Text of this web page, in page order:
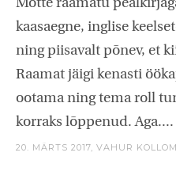
Motte raamatu
kaasaegne, inglise
ning piisavalt põnev, et
Raamat jäigi kenasti
ootama ning tema roll
korraks lõppenud. Aga....
20. MÄRTS 2017, VAHUR KOLLOM